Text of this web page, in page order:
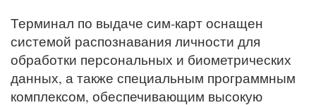
Терминал по выдаче сим-карт оснащен
системой распознавания личности для
обработки персональных и биометрических
данных, а также специальным программным
комплексом, обеспечивающим высокую